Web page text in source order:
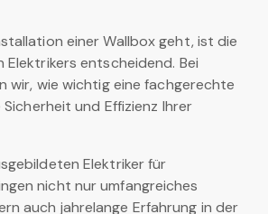
einer Wallbox geht, ist die
Elektrikers entscheidend. Bei
wir, wie wichtig eine fachgerechte
und Effizienz Ihrer
Elektriker für
nicht nur umfangreiches
auch jahrelange Erfahrung in der